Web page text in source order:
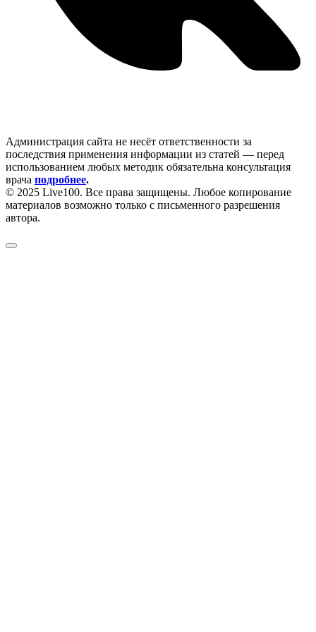
Администрация сайта не несёт ответственности за
последствия применения информации из статей — перед
использованием любых методик обязательна консультация
врача подробнее.
© 2025 Live100. Все права защищены. Любое копирование
материалов возможно только с письменного разрешения
автора.